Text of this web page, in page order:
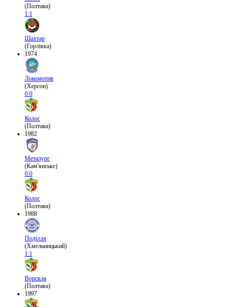
(Полтава)
1:1
Шахтар
(Горлівка)
1974
Локомотив
(Херсон)
0:0
Колос
(Полтава)
1982
Металург
(Кам'янське)
0:0
Колос
(Полтава)
1988
Поділля
(Хмельницький)
1:1
Ворскла
(Полтава)
1997